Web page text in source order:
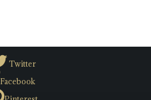
Twitter
Facebook